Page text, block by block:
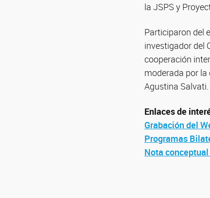
la JSPS y
Participaron del
investigador del
cooperación
moderada por la
Agustina Salvati.
Enlaces de
Grabación del
Programas
Nota